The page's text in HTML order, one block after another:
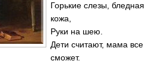
Горькие слезы, бледная
кожа,
Руки на шею.
Дети считают, мама все
сможет.